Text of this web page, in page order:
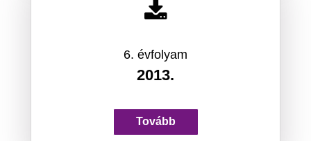
6. évfolyam
2013.
Tovább